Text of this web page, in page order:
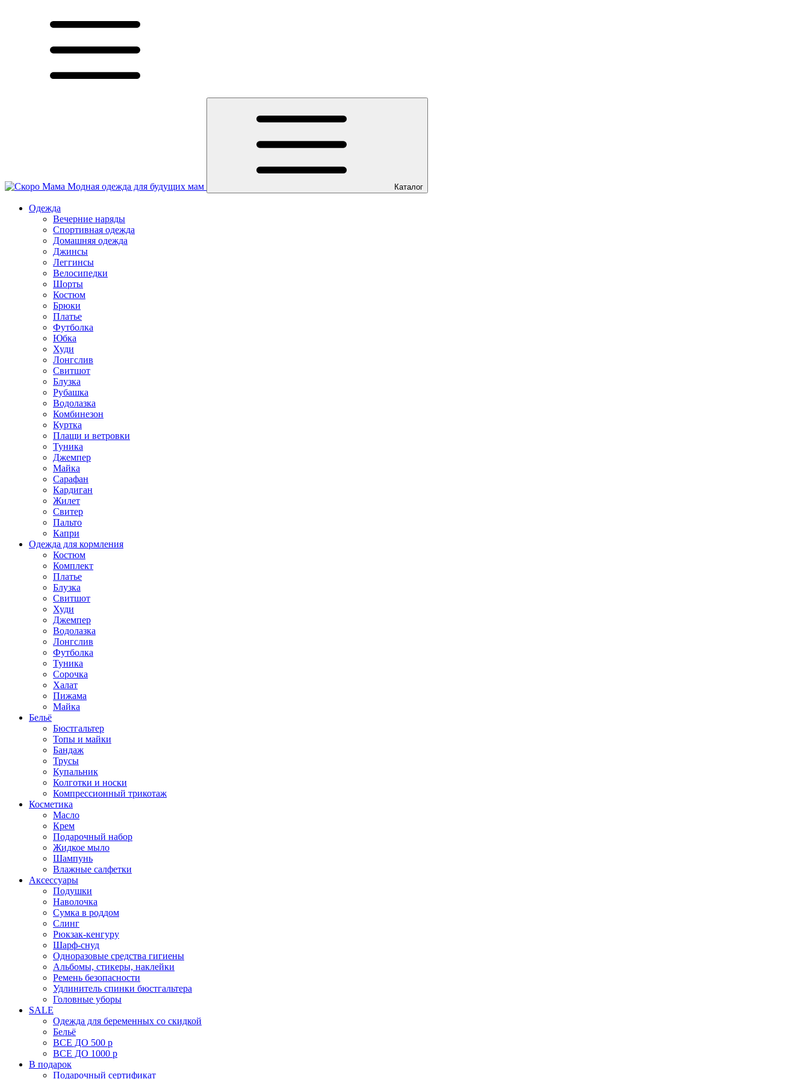
Модная одежда для будущих мам Каталог
Одежда
Вечерние наряды
Спортивная одежда
Домашняя одежда
Джинсы
Леггинсы
Велосипедки
Шорты
Костюм
Брюки
Платье
Футболка
Юбка
Худи
Лонгслив
Свитшот
Блузка
Рубашка
Водолазка
Комбинезон
Куртка
Плащи и ветровки
Туника
Джемпер
Майка
Сарафан
Кардиган
Жилет
Свитер
Пальто
Капри
Одежда для кормления
Костюм
Комплект
Платье
Блузка
Свитшот
Худи
Джемпер
Водолазка
Лонгслив
Футболка
Туника
Сорочка
Халат
Пижама
Майка
Бельё
Бюстгальтер
Топы и майки
Бандаж
Трусы
Купальник
Колготки и носки
Компрессионный трикотаж
Косметика
Масло
Крем
Подарочный набор
Жидкое мыло
Шампунь
Влажные салфетки
Аксессуары
Подушки
Наволочка
Сумка в роддом
Cлинг
Рюкзак-кенгуру
Шарф-снуд
Одноразовые средства гигиены
Альбомы, стикеры, наклейки
Ремень безопасности
Удлинитель спинки бюстгальтера
Головные уборы
SALE
Одежда для беременных со скидкой
Бельё
ВСЕ ДО 500 р
ВСЕ ДО 1000 р
В подарок
Подарочный сертификат